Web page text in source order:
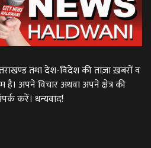
तथा देश-विदेश की ताज़ा ख़बरों व
है। अपने विचार अथवा अपने क्षेत्र की
करें। धन्यवाद!